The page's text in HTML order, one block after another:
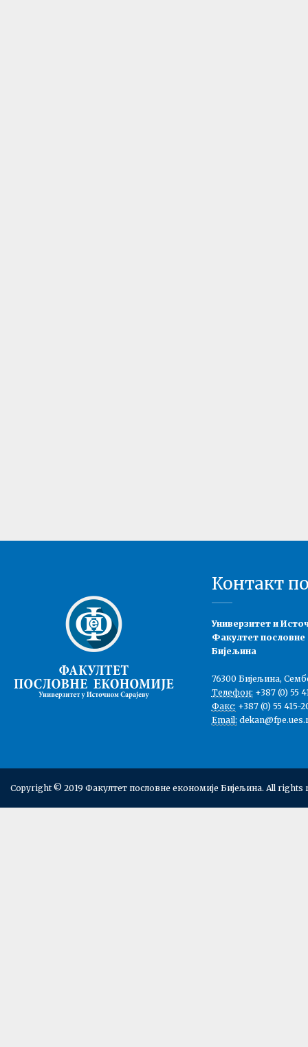
Контакт
Универзитет и
Факултет пословне
Бијељина
76300 Бијељина,
Телефон: +387 (0) 55
Факс: +387 (0) 55 415-
Email:
Copyright © 2019 Факултет пословне економије Бијељина. All rights